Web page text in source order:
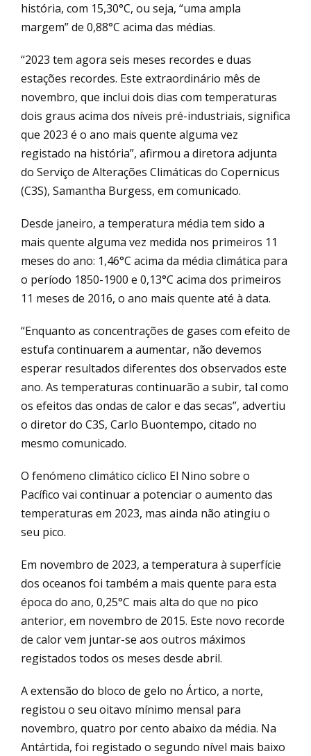
história, com 15,30°C, ou seja, “uma ampla
margem” de 0,88°C acima das médias.
“2023 tem agora seis meses recordes e duas
estações recordes. Este extraordinário mês de
novembro, que inclui dois dias com temperaturas
dois graus acima dos níveis pré-industriais, significa
que 2023 é o ano mais quente alguma vez
registado na história”, afirmou a diretora adjunta
do Serviço de Alterações Climáticas do Copernicus
(C3S), Samantha Burgess, em comunicado.
Desde janeiro, a temperatura média tem sido a
mais quente alguma vez medida nos primeiros 11
meses do ano: 1,46°C acima da média climática para
o período 1850-1900 e 0,13°C acima dos primeiros
11 meses de 2016, o ano mais quente até à data.
“Enquanto as concentrações de gases com efeito de
estufa continuarem a aumentar, não devemos
esperar resultados diferentes dos observados este
ano. As temperaturas continuarão a subir, tal como
os efeitos das ondas de calor e das secas”, advertiu
o diretor do C3S, Carlo Buontempo, citado no
mesmo comunicado.
O fenómeno climático cíclico El Nino sobre o
Pacífico vai continuar a potenciar o aumento das
temperaturas em 2023, mas ainda não atingiu o
seu pico.
Em novembro de 2023, a temperatura à superfície
dos oceanos foi também a mais quente para esta
época do ano, 0,25°C mais alta do que no pico
anterior, em novembro de 2015. Este novo recorde
de calor vem juntar-se aos outros máximos
registados todos os meses desde abril.
A extensão do bloco de gelo no Ártico, a norte,
registou o seu oitavo mínimo mensal para
novembro, quatro por cento abaixo da média. Na
Antártida, foi registado o segundo nível mais baixo